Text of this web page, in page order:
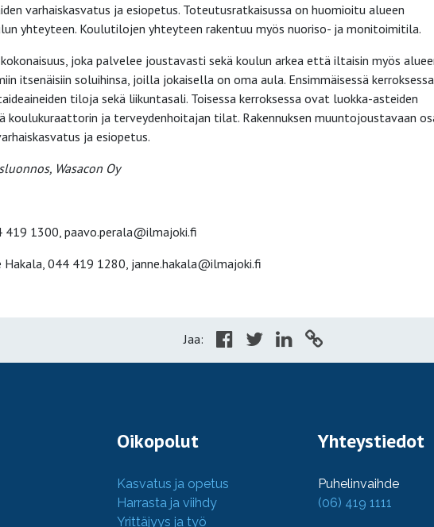
varhaiskasvatus ja esiopetus. Toteutusratkaisussa on huomioitu alueen
yhteyteen. Koulutilojen yhteyteen rakentuu myös nuoriso- ja monitoimitila.
joka palvelee joustavasti sekä koulun arkea että iltaisin myös
itsenäisiin soluihinsa, joilla jokaisella on oma aula. Ensimmäisessä kerroksessa
tiloja sekä liikuntasali. Toisessa kerroksessa ovat luokka-asteiden
ja terveydenhoitajan tilat. Rakennuksen muuntojoustavaan
ja esiopetus.
Wasacon Oy
1300, paavo.perala@ilmajoki.fi
044 419 1280, janne.hakala@ilmajoki.fi
Jaa:
Oikopolut
Kasvatus ja opetus
Harrasta ja viihdy
Yrittäjyys ja työ
Yhteystiedot
Puhelinvaihde
(06) 419 1111